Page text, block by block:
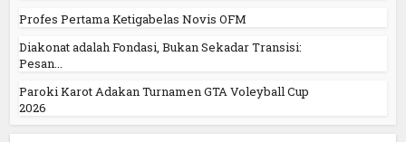
Profes Pertama Ketigabelas Novis OFM
Diakonat adalah Fondasi, Bukan Sekadar Transisi:
Pesan...
Paroki Karot Adakan Turnamen GTA Voleyball Cup
2026